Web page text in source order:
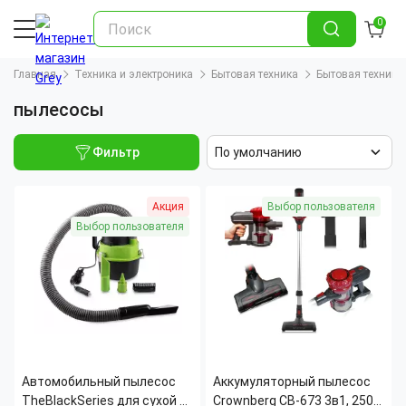
0
Главная Техника и электроника Бытовая техника Бытовая
пылесосы
Фильтр По умолчанию
Акция
Выбор пользователя
Автомобильный пылесос
TheBlackSeries для сухой и
Выбор пользователя
Аккумуляторный пылесос
Crownberg CB-673 3в1, 2500